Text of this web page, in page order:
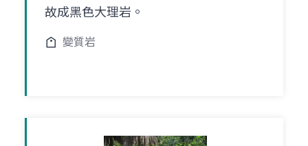
故成黑色大理岩。
變質岩